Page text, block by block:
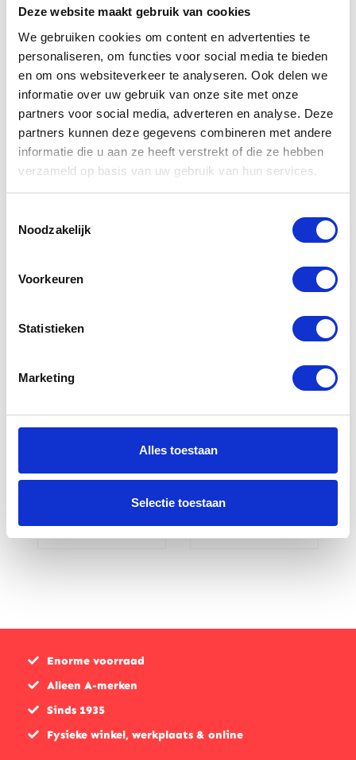
Deze website maakt gebruik van cookies
We gebruiken cookies om content en advertenties te
personaliseren, om functies voor social media te bieden
en om ons websiteverkeer te analyseren. Ook delen we
informatie over uw gebruik van onze site met onze
partners voor social media, adverteren en analyse. Deze
partners kunnen deze gegevens combineren met andere
informatie die u aan ze heeft verstrekt of die ze hebben
verzameld op basis van uw gebruik van hun services.
Noodzakelijk
Voorkeuren
Statistieken
Marketing
Alles toestaan
Selectie toestaan
motor gerelateerd.
Geef bij u bestelling altijd u type motorfiets door,
zo kunnen wij u adviseren of dit de juist
passende hoes voor u motorfiets is.
Verheul
Verheul
150,00
917S
€124,00
Verheul
931TZ
€169,00
Enorme voorraad
Alleen A-merken
Sinds 1935
Fysieke winkel, werkplaats & online